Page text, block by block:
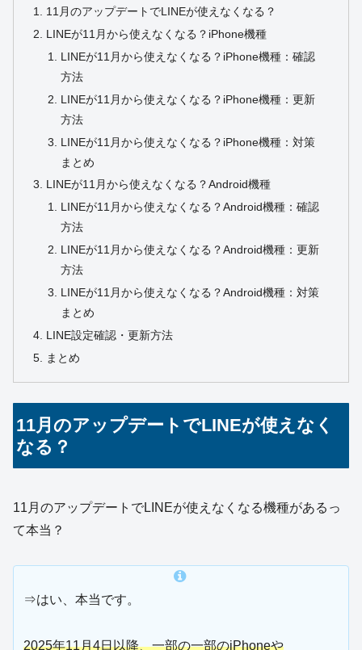
11月のアップデートでLINEが使えなくなる？
LINEが11月から使えなくなる？iPhone機種
LINEが11月から使えなくなる？iPhone機種：確認
方法
LINEが11月から使えなくなる？iPhone機種：更新
方法
LINEが11月から使えなくなる？iPhone機種：対策
まとめ
LINEが11月から使えなくなる？Android機種
LINEが11月から使えなくなる？Android機種：確認
方法
LINEが11月から使えなくなる？Android機種：更新
方法
LINEが11月から使えなくなる？Android機種：対策
まとめ
LINE設定確認・更新方法
まとめ
11月のアップデートでLINEが使えなく
なる？
11月のアップデートでLINEが使えなくなる機種があるっ
て本当？
⇒はい、本当です。
2025年11月4日以降、一部の一部のiPhoneや